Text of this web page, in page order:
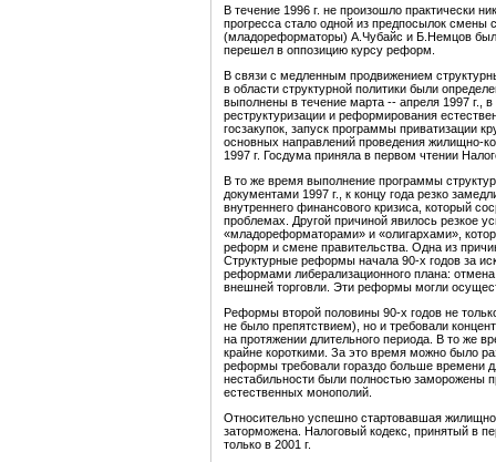
В течение 1996 г. не произошло практически
прогресса стало одной из предпосылок смены
(младореформаторы) А.Чубайс и Б.Немцов
перешел в оппозицию курсу реформ.
В связи с медленным продвижением
в области структурной политики были
выполнены в течение марта -- апреля 1997 г.,
реструктуризации и реформирования
госзакупок, запуск программы приватизации
основных направлений проведения жилищно-
1997 г. Госдума приняла в первом чтении
В то же время выполнение программы
документами 1997 г., к концу года резко
внутреннего финансового кризиса, который
проблемах. Другой причиной явилось резкое
«младореформаторами» и «олигархами»,
реформ и смене правительства. Одна из
Структурные реформы начала 90-х годов за
реформами либерализационного плана:
внешней торговли. Эти реформы могли
Реформы второй половины 90-х годов не
не было препятствием), но и требовали
на протяжении длительного периода. В то же
крайне короткими. За это время можно было
реформы требовали гораздо больше времени
нестабильности были полностью заморожены
естественных монополий.
Относительно успешно стартовавшая
заторможена. Налоговый кодекс, принятый в
только в 2001 г.